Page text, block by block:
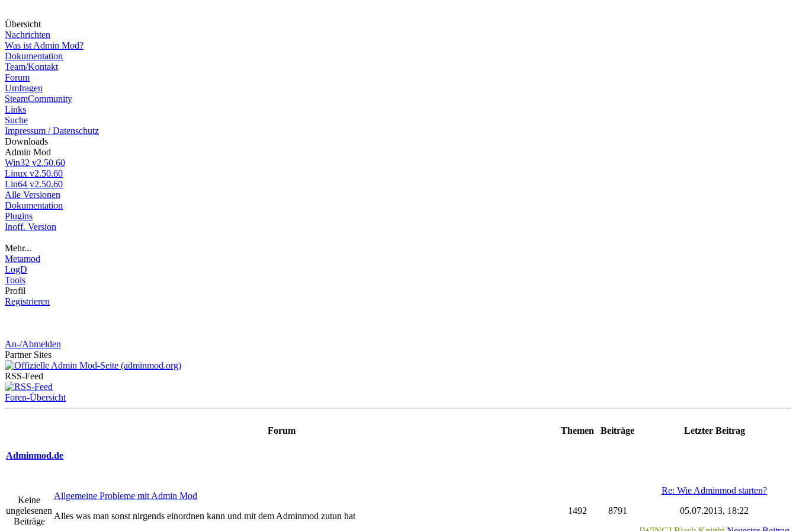
Übersicht
Nachrichten
Was ist Admin Mod?
Dokumentation
Team/Kontakt
Forum
Umfragen
SteamCommunity
Links
Suche
Impressum / Datenschutz
Downloads
Admin Mod
Win32 v2.50.60
Linux v2.50.60
Lin64 v2.50.60
Alle Versionen
Dokumentation
Plugins
Inoff. Version
Mehr...
Metamod
LogD
Tools
Profil
Registrieren
An-/Abmelden
Partner Sites
RSS-Feed
Foren-Übersicht
Forum Themen Beiträge Letzter Beitrag
Adminmod.de
Keine
ungelesenen
Beiträge
Allgemeine Probleme mit Admin Mod
Alles was man sonst nirgends einordnen kann und mit dem Adminmod zutun hat
1492 8791
Re: Wie Adminmod starten?
05.07.2013, 18:22